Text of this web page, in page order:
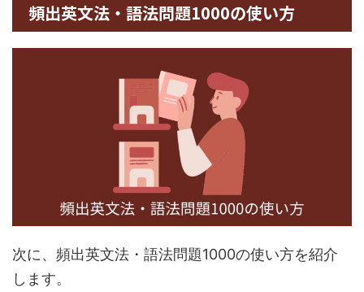
頻出英文法・語法問題1000の使い方
次に、頻出英文法・語法問題1000の使い方を紹介
します。